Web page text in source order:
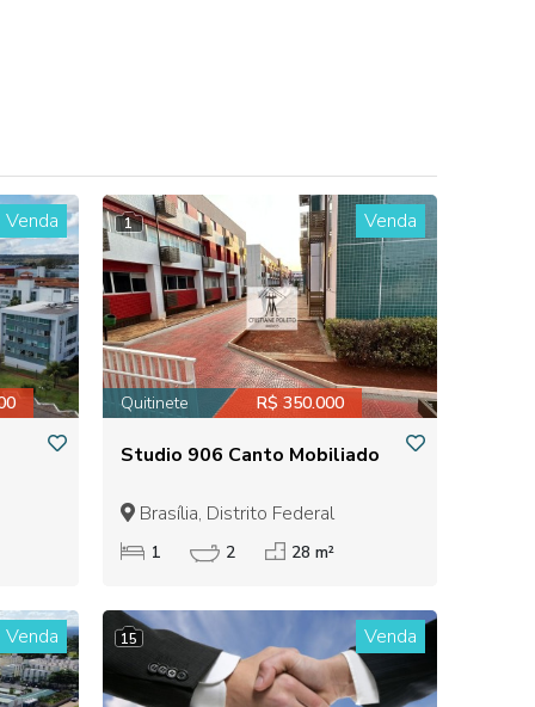
Venda 1 Venda
Quitinete R$ 350.000
Studio 906 Canto Mobiliado
Brasília, Distrito Federal
1 2 28 m²
Venda 15 Venda